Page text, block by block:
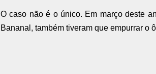
O caso não é o único. Em março deste
Bananal, também tiveram que empurrar o